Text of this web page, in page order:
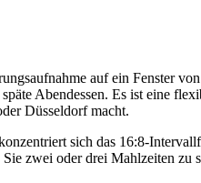
auf ein Fenster
Abendessen. Es ist eine
Düsseldorf macht.
sich das 16:8-
zwei oder drei Mahlzeiten